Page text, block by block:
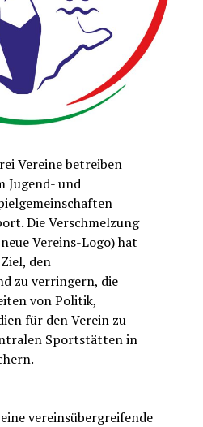
Vereine betreiben
Jugend- und
Die Verschmelzung
Vereins-Logo) hat
den
zu verringern, die
von Politik,
für den Verein zu
Sportstätten in
vereinsübergreifende